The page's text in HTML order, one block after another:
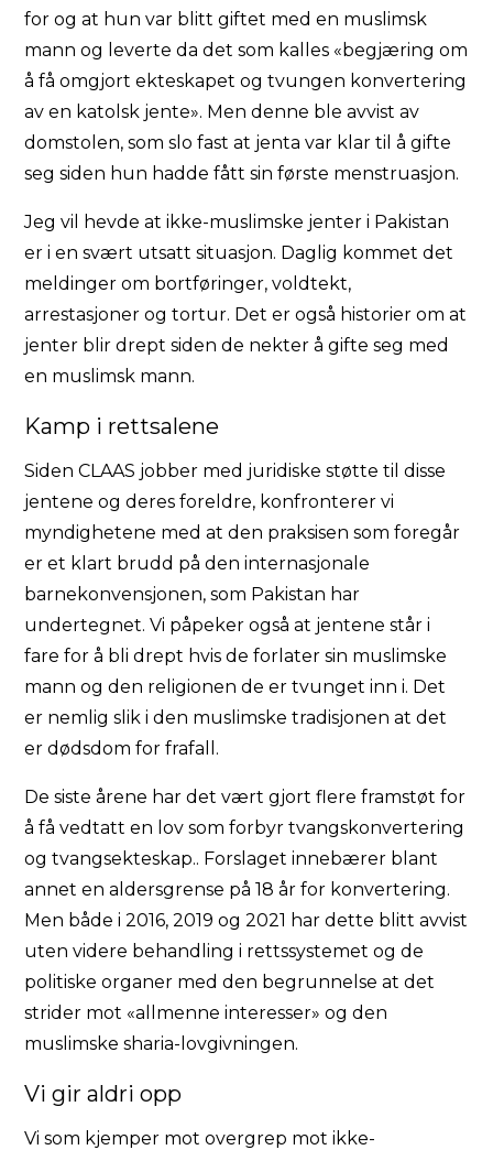
for og at hun var blitt giftet med en muslimsk
mann og leverte da det som kalles «begjæring om
å få omgjort ekteskapet og tvungen konvertering
av en katolsk jente». Men denne ble avvist av
domstolen, som slo fast at jenta var klar til å gifte
seg siden hun hadde fått sin første menstruasjon.
Jeg vil hevde at ikke-muslimske jenter i Pakistan
er i en svært utsatt situasjon. Daglig kommet det
meldinger om bortføringer, voldtekt,
arrestasjoner og tortur. Det er også historier om at
jenter blir drept siden de nekter å gifte seg med
en muslimsk mann.
Kamp i rettsalene
Siden CLAAS jobber med juridiske støtte til disse
jentene og deres foreldre, konfronterer vi
myndighetene med at den praksisen som foregår
er et klart brudd på den internasjonale
barnekonvensjonen, som Pakistan har
undertegnet. Vi påpeker også at jentene står i
fare for å bli drept hvis de forlater sin muslimske
mann og den religionen de er tvunget inn i. Det
er nemlig slik i den muslimske tradisjonen at det
er dødsdom for frafall.
De siste årene har det vært gjort flere framstøt for
å få vedtatt en lov som forbyr tvangskonvertering
og tvangsekteskap.. Forslaget innebærer blant
annet en aldersgrense på 18 år for konvertering.
Men både i 2016, 2019 og 2021 har dette blitt avvist
uten videre behandling i rettssystemet og de
politiske organer med den begrunnelse at det
strider mot «allmenne interesser» og den
muslimske sharia-lovgivningen.
Vi gir aldri opp
Vi som kjemper mot overgrep mot ikke-